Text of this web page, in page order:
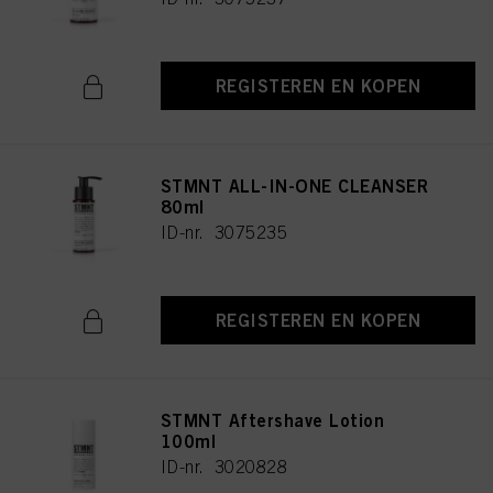
REGISTEREN EN KOPEN
STMNT ALL-IN-ONE CLEANSER
80ml
ID-nr. 3075235
REGISTEREN EN KOPEN
STMNT Aftershave Lotion
100ml
ID-nr. 3020828